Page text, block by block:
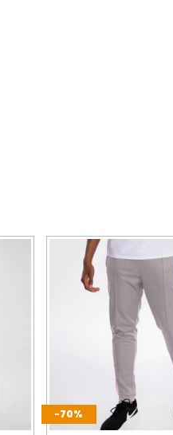
-70%